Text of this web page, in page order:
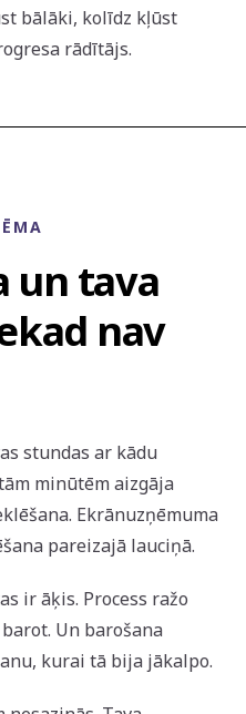
bālāki, kolīdz kļūst
rādītājs.
un tava
nav
stundas ar kādu
minūtēm aizgāja
Ekrānuzņēmuma
pareizajā lauciņā.
ir āķis. Process ražo
Un barošana
kurai tā bija jākalpo.